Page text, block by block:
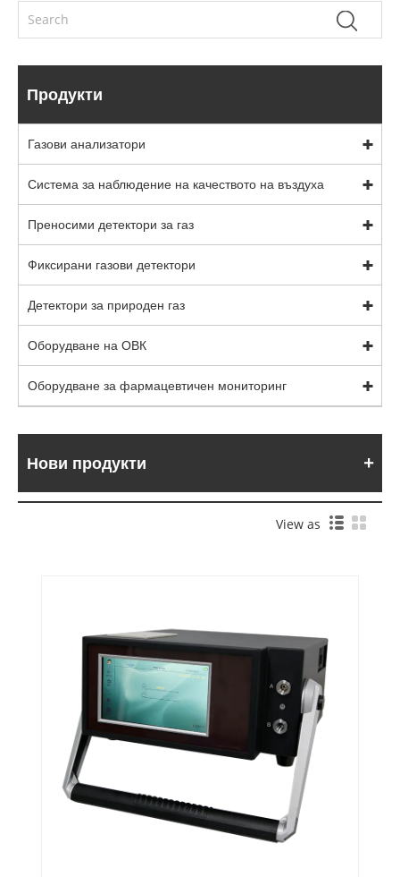
Продукти
Газови анализатори
Система за наблюдение на качеството на въздуха
Преносими детектори за газ
Фиксирани газови детектори
Детектори за природен газ
Оборудване на ОВК
Оборудване за фармацевтичен мониторинг
Нови продукти
View as